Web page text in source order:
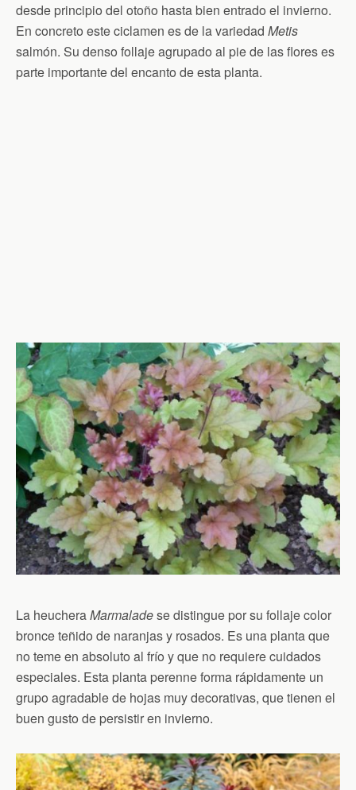
desde principio del otoño hasta bien entrado el invierno.
En concreto este ciclamen es de la variedad Metis
salmón. Su denso follaje agrupado al pie de las flores es
parte importante del encanto de esta planta.
La heucheraMarmaladese distingue por su follaje color
bronce teñido de naranjas y rosados. Es una planta que
no teme en absoluto al frío y que no requiere cuidados
especiales. Esta planta perenne forma rápidamente un
grupo agradable de hojas muy decorativas, que tienen el
buen gusto de persistir en invierno.